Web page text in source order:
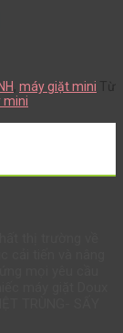
máy giặt mini
mini